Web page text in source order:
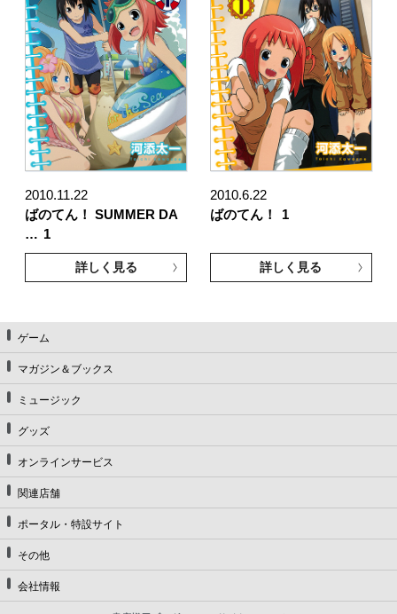
2010.11.22
ばのてん！ SUMMER DA
… 1
詳しく見る
2010.6.22
ばのてん！
1
詳しく見る
ゲーム
マガジン＆ブックス
ミュージック
グッズ
オンラインサービス
関連店舗
ポータル・特設サイト
その他
会社情報